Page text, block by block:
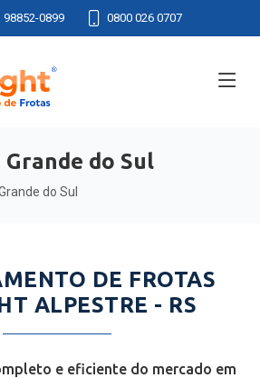
98852-0899 0800 026 0707
do Sul
do Sul
DE FROTAS
ALPESTRE - RS
e eficiente do mercado em